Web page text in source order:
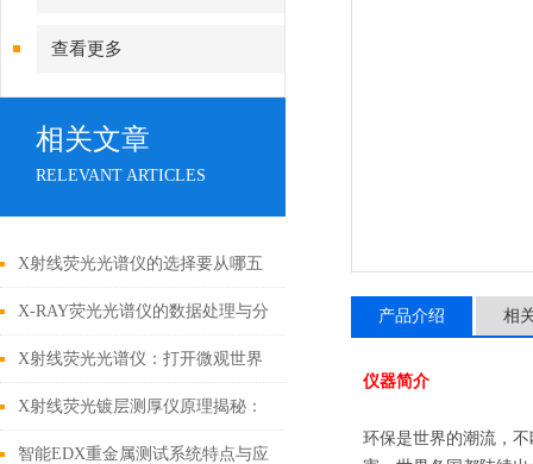
查看更多
相关文章
RELEVANT ARTICLES
X射线荧光光谱仪的选择要从哪五
点入
X-RAY荧光光谱仪的数据处理与分
析方法
X射线荧光光谱仪：打开微观世界
的钥匙
X射线荧光镀层测厚仪原理揭秘：
激发与捕捉的原子级“对话”
智能EDX重金属测试系统特点与应
产品介绍 相
仪器简介
环保是世界的潮流，